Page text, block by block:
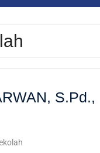
S.Pd.,